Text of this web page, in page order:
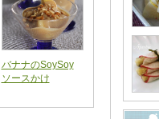
バナナのSoySoy
ソースかけ